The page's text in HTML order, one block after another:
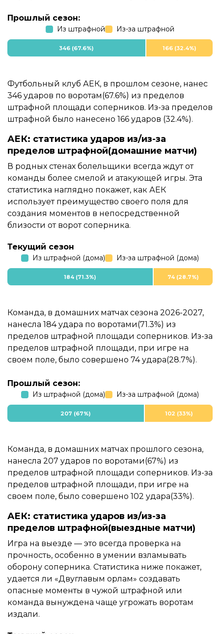
Прошлый сезон:
Из штрафной Из-за штрафной
346 (67.6%) 166 (32.4%)
Футбольный клуб АЕК, в прошлом сезоне, нанес
346 ударов по воротам(67.6%) из пределов
штрафной площади соперников. Из-за пределов
штрафной было нанесено 166 ударов (32.4%).
АЕК: статистика ударов из/из-за
пределов штрафной(домашние матчи)
В родных стенах болельщики всегда ждут от
команды более смелой и атакующей игры. Эта
статистика наглядно покажет, как АЕК
использует преимущество своего поля для
создания моментов в непосредственной
близости от ворот соперника.
Текущий сезон
Из штрафной (дома) Из-за штрафной (дома)
184 (71.3%) 74 (28.7%)
Команда, в домашних матчах сезона 2026-2027,
нанесла 184 удара по воротами(71.3%) из
пределов штрафной площади соперников. Из-за
пределов штрафной площади, при игре на
своем поле, было совершено 74 удара(28.7%).
Прошлый сезон:
Из штрафной (дома) Из-за штрафной (дома)
207 (67%) 102 (33%)
Команда, в домашних матчах прошлого сезона,
нанесла 207 ударов по воротами(67%) из
пределов штрафной площади соперников. Из-за
пределов штрафной площади, при игре на
своем поле, было совершено 102 удара(33%).
АЕК: статистика ударов из/из-за
пределов штрафной(выездные матчи)
Игра на выезде — это всегда проверка на
прочность, особенно в умении взламывать
оборону соперника. Статистика ниже покажет,
удается ли «Двуглавым орлам» создавать
опасные моменты в чужой штрафной или
команда вынуждена чаще угрожать воротам
издали.